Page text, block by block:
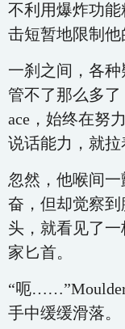
不利用爆炸功
击短暂地限制他
一刹之间，各
管不了那么多
ace，始终在努
说话能力，就拉
忽然，他喉间
奋，但却觉察
头，就看见了
家匕首。
“呃
手中缓缓滑落。